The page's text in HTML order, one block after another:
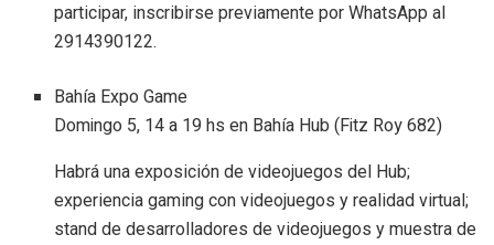
participar, inscribirse previamente por WhatsApp al
2914390122.
Bahía Expo Game
Domingo 5, 14 a 19 hs en Bahía Hub (Fitz Roy 682)
Habrá una exposición de videojuegos del Hub;
experiencia gaming con videojuegos y realidad virtual;
stand de desarrolladores de videojuegos y muestra de